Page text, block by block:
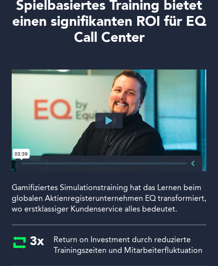
Spielbasiertes Training bietet
einen signifikanten ROI für EQ
Call Center
Gamifiziertes Simulationstraining hat das Lernen beim
globalen Aktienregisterunternehmen EQ transformiert,
wo erstklassiger Kundenservice alles bedeutet.
3x
Return on Investment durch reduzierte
Trainingszeiten und Mitarbeiterfluktuation